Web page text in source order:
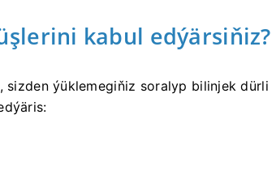
kabul edýärsiňiz?
ýüklemegiňiz soralyp bilinjek dürli